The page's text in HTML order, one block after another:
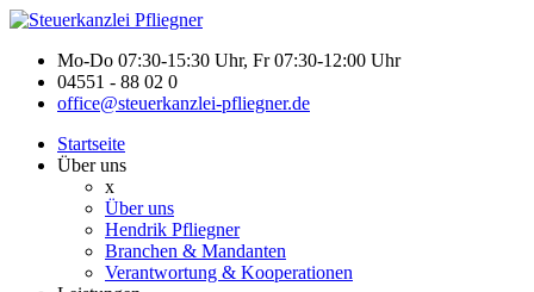
Mo-Do 07:30-15:30 Uhr, Fr 07:30-12:00 Uhr
04551 - 88 02 0
office@steuerkanzlei-pfliegner.de
Startseite
Über uns
x
Über uns
Hendrik Pfliegner
Branchen & Mandanten
Verantwortung & Kooperationen